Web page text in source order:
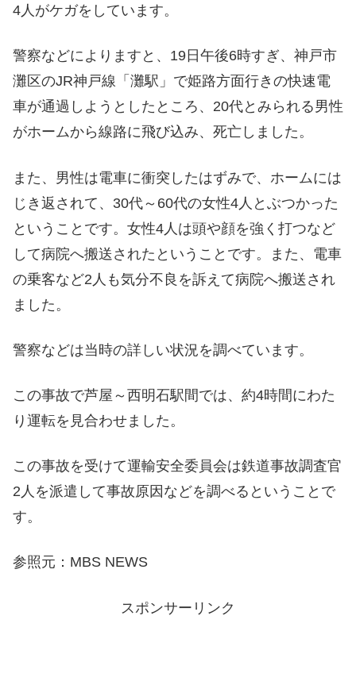
4人がケガをしています。
警察などによりますと、19日午後6時すぎ、神戸市
灘区のJR神戸線「灘駅」で姫路方面行きの快速電
車が通過しようとしたところ、20代とみられる男性
がホームから線路に飛び込み、死亡しました。
また、男性は電車に衝突したはずみで、ホームには
じき返されて、30代～60代の女性4人とぶつかった
ということです。女性4人は頭や顔を強く打つなど
して病院へ搬送されたということです。また、電車
の乗客など2人も気分不良を訴えて病院へ搬送され
ました。
警察などは当時の詳しい状況を調べています。
この事故で芦屋～西明石駅間では、約4時間にわた
り運転を見合わせました。
この事故を受けて運輸安全委員会は鉄道事故調査官
2人を派遣して事故原因などを調べるということで
す。
参照元：MBS NEWS
スポンサーリンク